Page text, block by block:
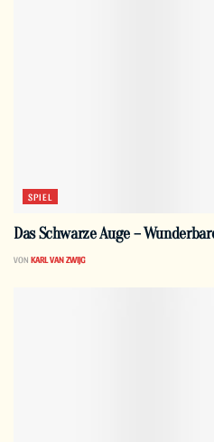
SPIEL
Das Schwarze Auge –
VON KARL VAN ZWIJG